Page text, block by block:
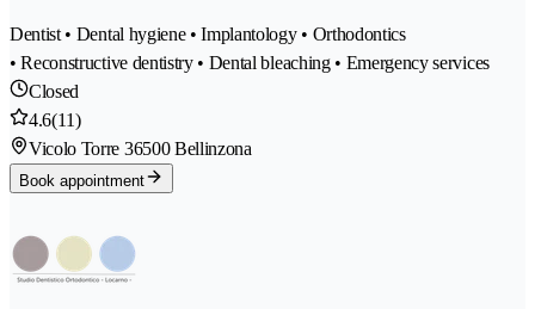
Dentist • Dental hygiene • Implantology • Orthodontics
• Reconstructive dentistry • Dental bleaching • Emergency services
Closed
4.6(11)
Vicolo Torre 36500 Bellinzona
Book appointment